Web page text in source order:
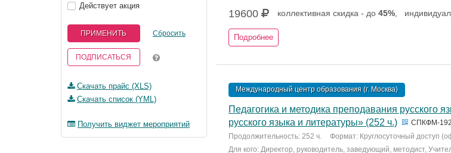
Действует акция
ПРИМЕНИТЬ Сбросить
ПОДПИСАТЬСЯ
Скачать прайс (XLS)
Скачать список (YML)
Получить виджет мероприятий
19600 коллективная скидка - до 45%
Подробнее
Международный центр образования (г. Москва)
Педагогика и методика преподавания русского
русского языка и литературы» (252 ч.)
СПКФМ-192
Продолжительность: 252 ч.
Формат: Круглосуточный доступ
Для кого: Директор, руководитель, заведующий, методист,